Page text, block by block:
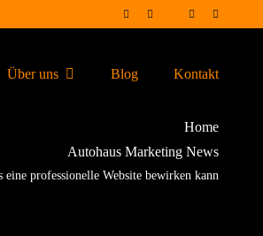
Über uns Blog Kontakt
Home
Autohaus Marketing News
eine professionelle Website bewirken kann